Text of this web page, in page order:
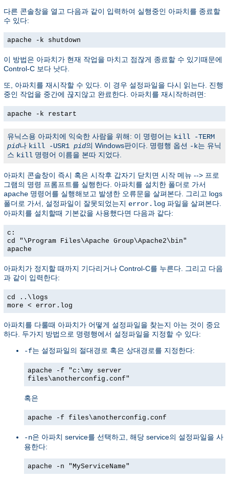
다른 콘솔창을 열고 다음과 같이 입력하여 실행중인 아파치를 종료할
수 있다:
apache -k shutdown
이 방법은 아파치가 현재 작업을 마치고 점잖게 종료할 수 있기때문에
Control-C 보다 낫다.
또, 아파치를 재시작할 수 있다. 이 경우 설정파일을 다시 읽는다. 진행
중인 작업을 중간에 끊지않고 완료한다. 아파치를 재시작하려면:
apache -k restart
유닉스용 아파치에 익숙한 사람을 위해: 이 명령어는 kill -TERM
pid나 kill -USR1 pid의 Windows판이다. 명령행 옵션 -k는 유닉
스 kill 명령어 이름을 본따 지었다.
아파치 콘솔창이 즉시 혹은 시작후 갑자기 닫치면 시작 메뉴 --> 프로
그램의 명령 프롬프트를 실행한다. 아파치를 설치한 폴더로 가서
apache 명령어를 실행해보고 발생한 오류문을 살펴본다. 그리고 logs
폴더로 가서, 설정파일이 잘못되었는지 error.log 파일을 살펴본다.
아파치를 설치할때 기본값을 사용했다면 다음과 같다:
c:
cd "\Program Files\Apache Group\Apache2\bin"
apache
아파치가 정지할 때까지 기다리거나 Control-C를 누른다. 그리고 다음
과 같이 입력한다:
cd ..\logs
more < error.log
아파치를 다룰때 아파치가 어떻게 설정파일을 찾는지 아는 것이 중요
하다. 두가지 방법으로 명령행에서 설정파일을 지정할 수 있다:
-f는 설정파일의 절대경로 혹은 상대경로를 지정한다:
apache -f "c:\my server
files\anotherconfig.conf"
혹은
apache -f files\anotherconfig.conf
-n은 아파치 service를 선택하고, 해당 service의 설정파일을 사
용한다:
apache -n "MyServiceName"